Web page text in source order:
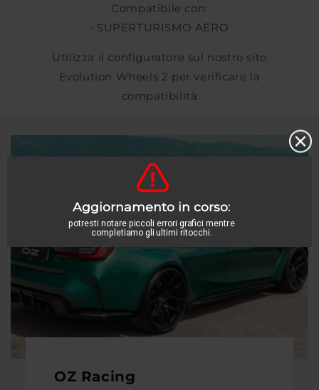
Compatibile con:
• SUPERTURISMO AERO
Utilizza il configuratore sul nostro sito
Evolution Wheels 2 per verificare la
compatibilità
OZ Racing